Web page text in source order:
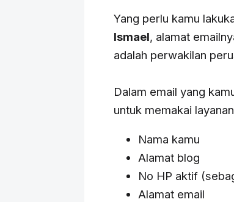
Yang perlu kamu
Ismael, alamat
adalah perwakilan
Dalam email yang
untuk memakai
Nama kamu
Alamat blog
No HP aktif
Alamat email